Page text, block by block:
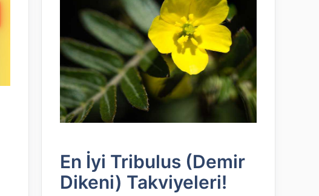
En İyi Tribulus (Demir
Dikeni) Takviyeleri!